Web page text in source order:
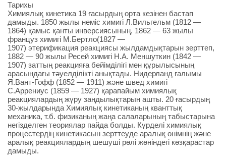
Тарихы
Химиялық кинетика 19 ғасырдың орта кезінен бастап
дамыды. 1850 жылы неміс химигі Л.Вильгельм (1812 —
1864) қамыс қанты инверсиясының, 1862 — 63 жылы
француз химигі М.Бертло(1827 —
1907) этерификация реакциясы жылдамдықтарын зерттеп,
1882 — 90 жылы Ресей химигі Н.А. Меншуткин (1842 —
1907) заттың реакцияға бейімділігі мен құрылысының
арасындағы тәуелділікті анықтады. Нидерланд ғалымы
Я.Вант-Гофф (1852 — 1911) және швед химигі
С.Аррениус (1859 — 1927) қарапайым химиялық
реакциялардың жүру заңдылықтарын ашты. 20 ғасырдың
30-жылдарында Химиялық кинетиканың кванттық
механика, т.б. физиканың жаңа салаларының табыстарына
негізделген теориялар пайда болды. Күрделі химиялық
процестердің кинетикасын зерттеуде аралық өнімнің және
аралық реакциялардың шешуші рөлі жөніндегі көзқарастар
дамыды.